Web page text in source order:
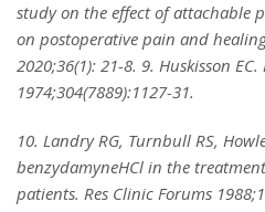
study on the effect of attachable
on postoperative pain and
2020;36(1): 21-8. 9. Huskisson
1974;304(7889):1127-31.
10. Landry RG, Turnbull RS,
benzydamyneHCl in the
patients. Res Clinic Forums